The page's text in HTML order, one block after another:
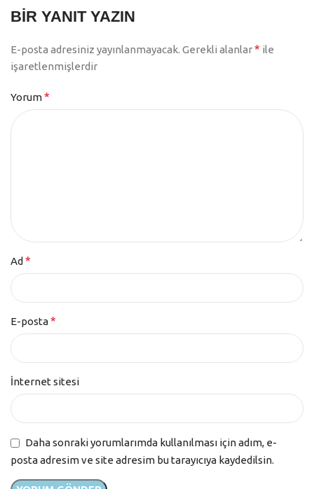
BIR YANIT YAZIN
E-posta adresiniz yayınlanmayacak. Gerekli alanlar* ile
işaretlenmişlerdir
Yorum*
Ad *
E-posta*
İnternet sitesi
Daha sonraki yorumlarımda kullanılması için adım, e-
posta adresim ve site adresim bu tarayıcıya kaydedilsin.